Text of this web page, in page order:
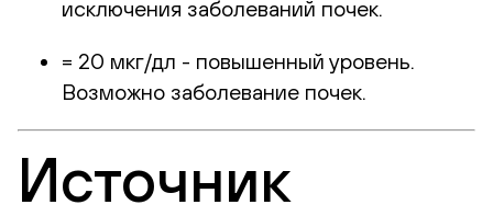
исключения заболеваний почек.
= 20 мкг/дл - повышенный уровень.
Возможно заболевание почек.
Источник